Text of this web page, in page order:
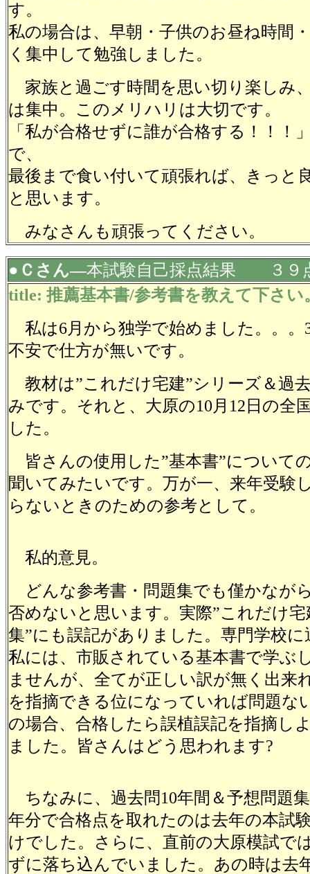
す。
私の場合は、早朝・子供のお昼ね時間
く集中して勉強しました。
家族と過ごす時間を思い切り楽しみ
は集中。このメリハリは大切です。
「私が合格せずに誰が合格する！！！
で、
最後まで食い付いて頑張れば、きっと
と思います。
みなさんも頑張ってください。
●Ｃさん―本試験自己採点結果 ３９
title: 推薦基本書/参考書を教えて下さい
私は6月から独学で始めました。。。
不安で仕方が無いです。
教材は”これだけ宅建”シリーズ＆過
みです。それと、大原の10月12日の全
した。
皆さんの使用した”基本書”について
聞いてみたいです。万が一、来年受験
らないときのための参考として。
私的意見。
どんな参考書・問題集でも僅かなが
否めないと思います。実際”これだけ宅
集”にも誤記がありました。専門学校
私には、市販されている基本書で学ぶ
ませんが、全てが正しい訳が無く出来
を指摘できる位になっていれば問題
の場合、合格したら誤植誤記を指摘し
ました。皆さんはどう思われます?
ちなみに、過去問10年間＆予想問題
年分で合格点を取れたのは去年の本試
けでした。さらに、直前の大原模試で
ずに落ち込んでいました。あの時は去